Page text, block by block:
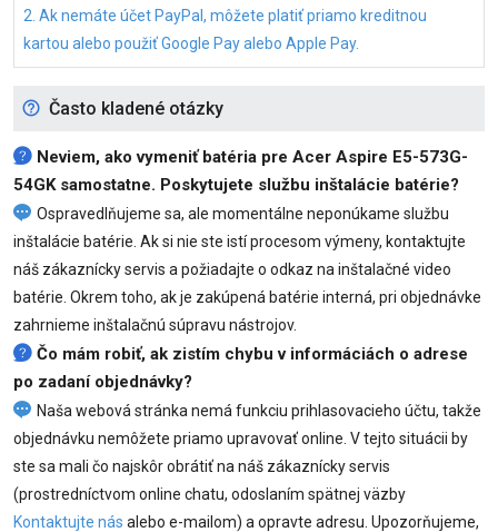
2. Ak nemáte účet PayPal, môžete platiť priamo kreditnou
kartou alebo použiť Google Pay alebo Apple Pay.
Často kladené otázky
Neviem, ako vymeniťbatéria pre Acer Aspire E5-573G-
54GKsamostatne. Poskytujete službu inštalácie batérie?
Ospravedlňujeme sa, ale momentálne neponúkame službu
inštalácie batérie. Ak si nie ste istí procesom výmeny, kontaktujte
náš zákaznícky servis a požiadajte o odkaz na inštalačné video
batérie. Okrem toho, ak je zakúpená batérie interná, pri objednávke
zahrnieme inštalačnú súpravu nástrojov.
Čo mám robiť, ak zistím chybu v informáciách o adrese
po zadaní objednávky?
Naša webová stránka nemá funkciu prihlasovacieho účtu, takže
objednávku nemôžete priamo upravovať online. V tejto situácii by
ste sa mali čo najskôr obrátiť na náš zákaznícky servis
(prostredníctvom online chatu, odoslaním spätnej väzby
Kontaktujte nás alebo e-mailom) a opravte adresu. Upozorňujeme,